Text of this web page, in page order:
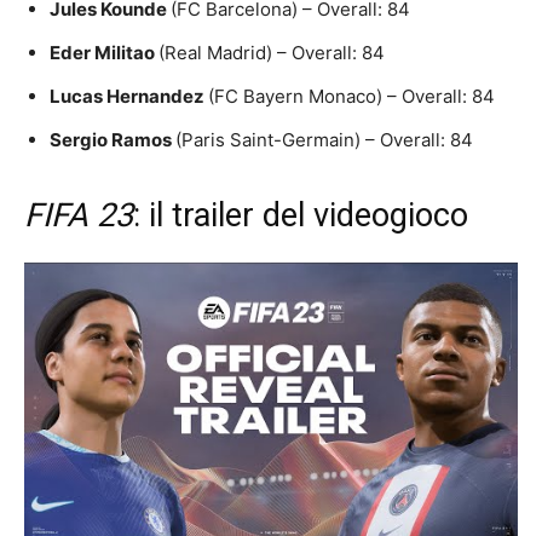
Jules Kounde (FC Barcelona) – Overall: 84
Eder Militao (Real Madrid) – Overall: 84
Lucas Hernandez (FC Bayern Monaco) – Overall: 84
Sergio Ramos (Paris Saint-Germain) – Overall: 84
FIFA 23: il trailer del videogioco